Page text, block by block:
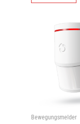
Bewegungsmelder